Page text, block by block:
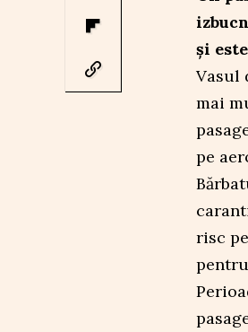
și
Vasul
mai
pe
risc